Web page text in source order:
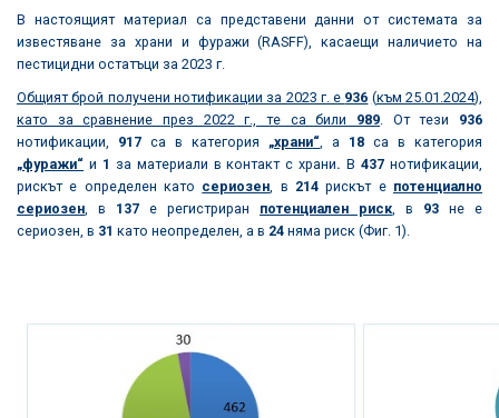
В настоящият материал са представени данни от системата за
известяване за храни и фуражи (RASFF), касаещи наличието на
пестицидни остатъци за 2023 г.
Общият брой получени нотификации за 2023 г. е 936 (към 25.01.2024),
като за сравнение през 2022 г., те са били 989 . От тези 936
нотификации, 917 са в категория „храни“ , а 18 са в категория
„фуражи“ и 1 за материали в контакт с храни. В437 нотификации,
рискът е определен като сериозен , в 214 рискът е потенциално
сериозен , в 137 е регистриран потенциален риск , в 93 не е
сериозен, в 31 като неопределен, а в 24 няма риск (Фиг. 1).